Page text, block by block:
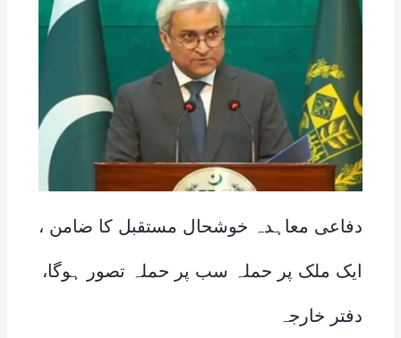
دفاعی معاہدہ خوشحال مستقبل کا ضامن ،
ایک ملک پر حملہ سب پر حملہ تصور ہوگا،
دفتر خارجہ